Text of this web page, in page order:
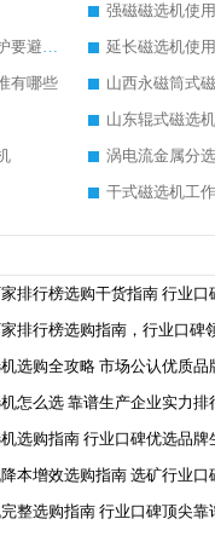
湿式磁选机的后期维护要避开哪些坑
延长磁选机使
有哪些
山东辊式磁选
涡电流金属分
干式磁选机工
排行榜选购干货指南 行业
排行榜选购指南，行业口碑
选购全攻略 市场公认优质
怎么选 靠谱生产企业实力
选购指南 行业口碑优选品牌
本增效选购指南 选矿行业
整选购指南 行业口碑顶尖